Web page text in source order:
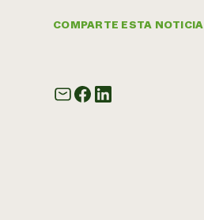
COMPARTE ESTA NOTICIA